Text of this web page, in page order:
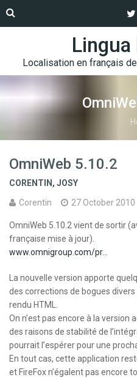
Lingua
Localisation en français
OmniWeb 5.10.2
CORENTIN , JOSY
Corentin
27 October 2010
OmniWeb 5.10.2 vient de sortir
française mise à jour).
www.omnigroup.com/pr…
La nouvelle version apporte
des corrections de bogues
rendu HTML.
On n’est pas encore à la
des raisons de stabilité de
pourrait l’espérer pour une
En tout cas, cette application
et FireFox n’égalent pas encore